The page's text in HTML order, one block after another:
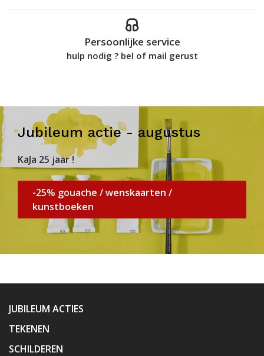
Persoonlijke service
hulp nodig ? bel of mail gerust
Jubileum actie - augustus
KaJa 25 jaar !
-25% gouache / wenskaarten /
kunstboeken
JUBILEUM ACTIES
TEKENEN
SCHILDEREN